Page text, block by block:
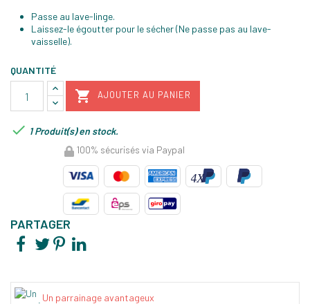
Passe au lave-linge.
Laissez-le égoutter pour le sécher (Ne passe pas au lave-
vaisselle).
QUANTITÉ
 AJOUTER AU PANIER
 1 Produit(s) en stock.
100% sécurisés via Paypal
PARTAGER
Un parrainage avantageux